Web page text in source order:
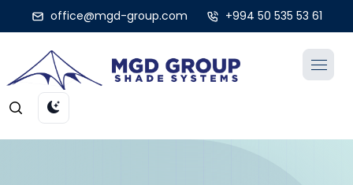
office@mgd-group.com +994 50 535 53 61